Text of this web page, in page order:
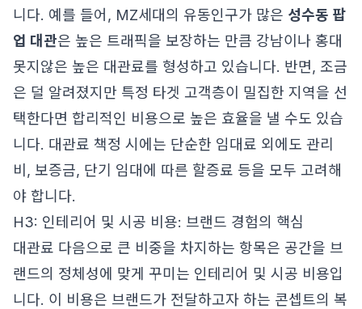
니다. 예를 들어, MZ세대의 유동인구가 많은 성수동 팝
업 대관은 높은 트래픽을 보장하는 만큼 강남이나 홍대
못지않은 높은 대관료를 형성하고 있습니다. 반면, 조금
은 덜 알려졌지만 특정 타겟 고객층이 밀집한 지역을 선
택한다면 합리적인 비용으로 높은 효율을 낼 수도 있습
니다. 대관료 책정 시에는 단순한 임대료 외에도 관리
비, 보증금, 단기 임대에 따른 할증료 등을 모두 고려해
야 합니다.
H3: 인테리어 및 시공 비용: 브랜드 경험의 핵심
대관료 다음으로 큰 비중을 차지하는 항목은 공간을 브
랜드의 정체성에 맞게 꾸미는 인테리어 및 시공 비용입
니다. 이 비용은 브랜드가 전달하고자 하는 콘셉트의 복